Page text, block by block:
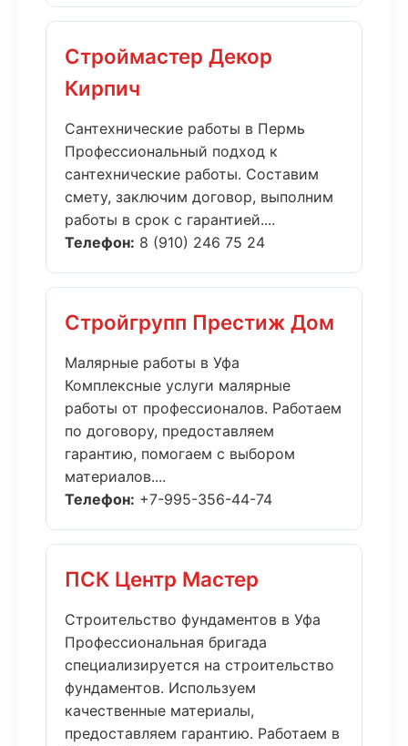
Строймастер Декор
Кирпич
Сантехнические работы в Пермь
Профессиональный подход к
сантехнические работы. Составим
смету, заключим договор, выполним
работы в срок с гарантией....
Телефон: 8 (910) 246 75 24
Стройгрупп Престиж Дом
Малярные работы в Уфа
Комплексные услуги малярные
работы от профессионалов. Работаем
по договору, предоставляем
гарантию, помогаем с выбором
материалов....
Телефон: +7-995-356-44-74
ПСК Центр Мастер
Строительство фундаментов в Уфа
Профессиональная бригада
специализируется на строительство
фундаментов. Используем
качественные материалы,
предоставляем гарантию. Работаем в